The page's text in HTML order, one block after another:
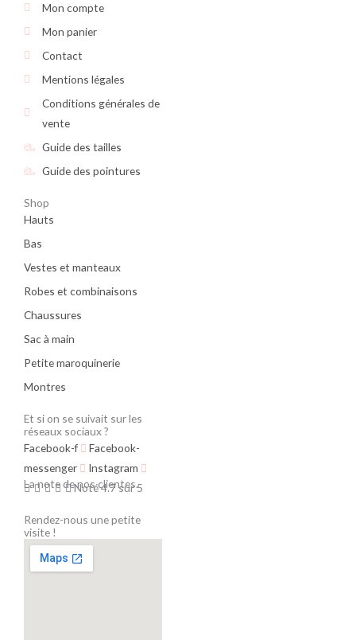
Mon compte
Mon panier
Contact
Mentions légales
Conditions générales de
vente
Guide des tailles
Guide des pointures
Shop
Hauts
Bas
Vestes et manteaux
Robes et combinaisons
Chaussures
Sac à main
Petite maroquinerie
Montres
Et si on se suivait sur les
réseaux sociaux ?
Facebook-f
Facebook-
messenger
Instagram
La note de nos clientes.
    Noté 4.7 sur 5
Rendez-nous une petite
visite !